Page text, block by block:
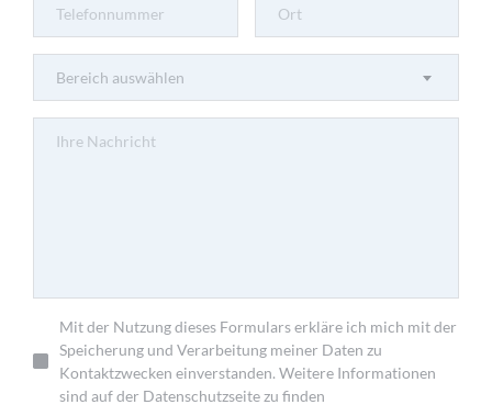
Bereich auswählen
Mit der Nutzung dieses Formulars erkläre ich mich mit der
Speicherung und Verarbeitung meiner Daten zu
Kontaktzwecken einverstanden. Weitere Informationen
sind auf der Datenschutzseite zu finden